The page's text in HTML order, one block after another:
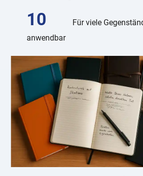
Für viele
anwendbar